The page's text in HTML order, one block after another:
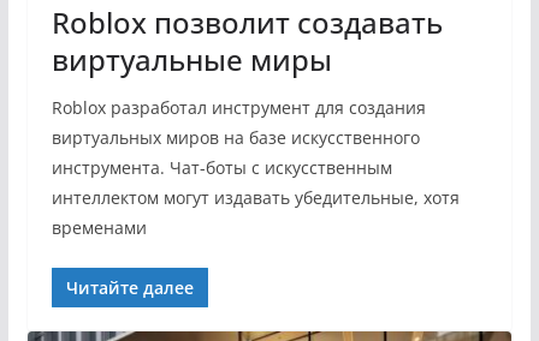
Roblox позволит создавать
виртуальные миры
Roblox разработал инструмент для создания
виртуальных миров на базе искусственного
инструмента. Чат-боты с искусственным
интеллектом могут издавать убедительные, хотя
временами
Читайте далее